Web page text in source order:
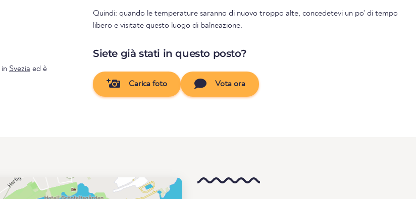
in Svezia ed è
Quindi: quando le temperature saranno di nuovo troppo alte, concedetevi un po' di tempo
libero e visitate questo luogo di balneazione.
Siete già stati in questo posto?
Carica foto Vota ora